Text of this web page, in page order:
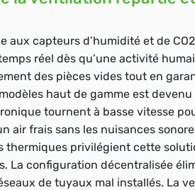
aux capteurs d’humidité et de
réel dès qu’une activité
des pièces vides tout en
haut de gamme est
tournent à basse vitesse
air frais sans les nuisances
thermiques privilégient cette
La configuration décentralisée
de tuyaux mal installés. La